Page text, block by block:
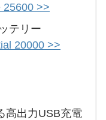
25600 >>
テリー
20000 >>
高出力USB充電